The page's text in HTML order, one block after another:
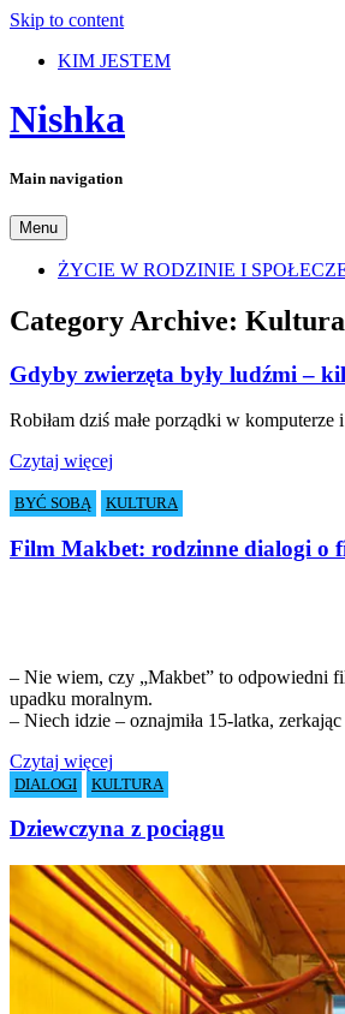
Skip to content
KIM JESTEM
Nishka
Main navigation
Menu
ŻYCIE W RODZINIE I
Category Archive: Kultura
Gdyby zwierzęta były ludźmi –
Robiłam dziś małe porządki w
Czytaj więcej
BYĆ SOBĄ KULTURA
Film Makbet: rodzinne dialogi o
– Nie wiem, czy „Makbet” to odpowiedni
upadku moralnym.
– Niech idzie – oznajmiła 15-latka,
Czytaj więcej
DIALOGI KULTURA
Dziewczyna z pociągu